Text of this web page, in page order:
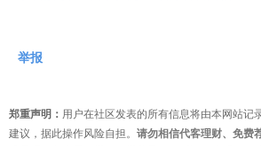
举报
郑重声明： 用户在社区发表的所有信息将由本网站记
建议，据此操作风险自担。 请勿相信代客理财、免费